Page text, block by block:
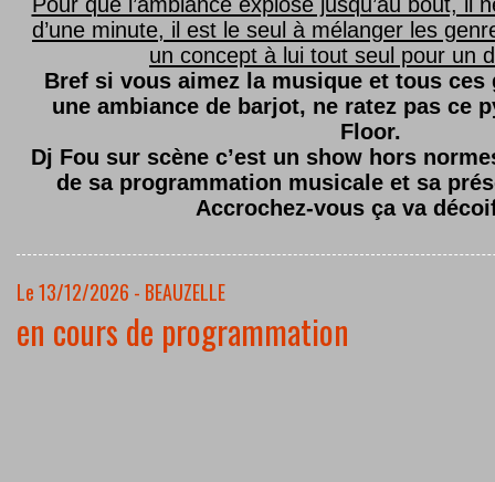
d’une minute, il est le seul à mélanger les
un concept à lui tout seul pour un
Bref si vous aimez la musique et tous ces
une ambiance de barjot, ne ratez pas ce
Floor.
Dj Fou sur scène c’est un show hors
de sa programmation musicale et sa
Accrochez-vous ça va
Le 13/12/2026 - BEAUZELLE
en cours de programmation